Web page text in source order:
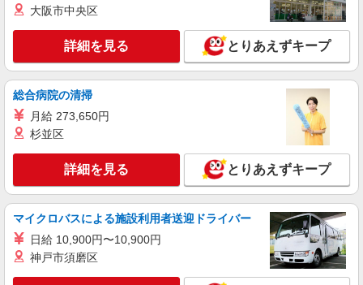
大阪市中央区
詳細を見る とりあえずキープ
総合病院の清掃
月給 273,650円
杉並区
詳細を見る とりあえずキープ
マイクロバスによる施設利用者送迎ドライバー
日給 10,900円〜10,900円
神戸市須磨区